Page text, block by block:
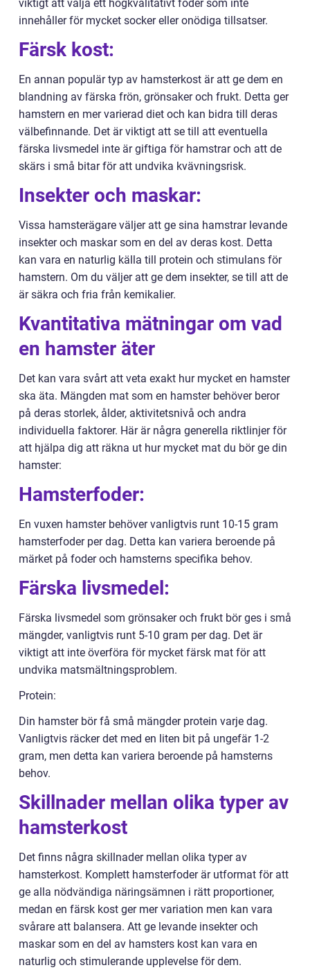
viktigt att välja ett högkvalitativt foder som inte
innehåller för mycket socker eller onödiga tillsatser.
Färsk kost:
En annan populär typ av hamsterkost är att ge dem en
blandning av färska frön, grönsaker och frukt. Detta ger
hamstern en mer varierad diet och kan bidra till deras
välbefinnande. Det är viktigt att se till att eventuella
färska livsmedel inte är giftiga för hamstrar och att de
skärs i små bitar för att undvika kvävningsrisk.
Insekter och maskar:
Vissa hamsterägare väljer att ge sina hamstrar levande
insekter och maskar som en del av deras kost. Detta
kan vara en naturlig källa till protein och stimulans för
hamstern. Om du väljer att ge dem insekter, se till att de
är säkra och fria från kemikalier.
Kvantitativa mätningar om vad
en hamster äter
Det kan vara svårt att veta exakt hur mycket en hamster
ska äta. Mängden mat som en hamster behöver beror
på deras storlek, ålder, aktivitetsnivå och andra
individuella faktorer. Här är några generella riktlinjer för
att hjälpa dig att räkna ut hur mycket mat du bör ge din
hamster:
Hamsterfoder:
En vuxen hamster behöver vanligtvis runt 10-15 gram
hamsterfoder per dag. Detta kan variera beroende på
märket på foder och hamsterns specifika behov.
Färska livsmedel:
Färska livsmedel som grönsaker och frukt bör ges i små
mängder, vanligtvis runt 5-10 gram per dag. Det är
viktigt att inte överföra för mycket färsk mat för att
undvika matsmältningsproblem.
Protein:
Din hamster bör få små mängder protein varje dag.
Vanligtvis räcker det med en liten bit på ungefär 1-2
gram, men detta kan variera beroende på hamsterns
behov.
Skillnader mellan olika typer av
hamsterkost
Det finns några skillnader mellan olika typer av
hamsterkost. Komplett hamsterfoder är utformat för att
ge alla nödvändiga näringsämnen i rätt proportioner,
medan en färsk kost ger mer variation men kan vara
svårare att balansera. Att ge levande insekter och
maskar som en del av hamsters kost kan vara en
naturlig och stimulerande upplevelse för dem.